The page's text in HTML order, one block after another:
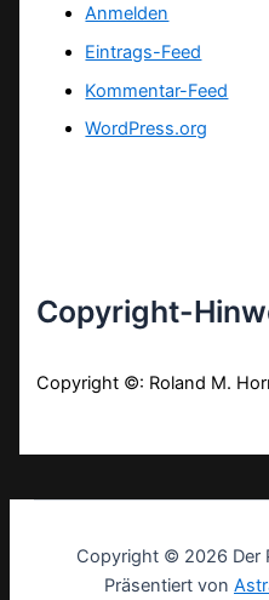
Anmelden
Eintrags-Feed
Kommentar-Feed
WordPress.org
Copyright-
Copyright ©: Roland M.
Copyright © 2026 Der
Präsentiert von